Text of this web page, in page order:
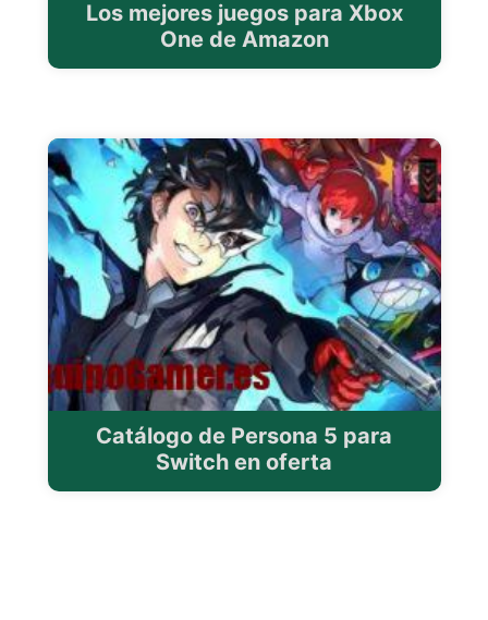
Los mejores juegos para Xbox
One de Amazon
Catálogo de Persona 5 para
Switch en oferta